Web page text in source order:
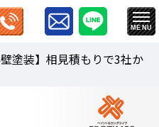
壁塗装】相見積もりで3社か